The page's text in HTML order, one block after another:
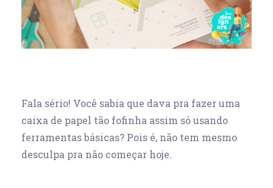
Fala sério! Você sabia que dava pra fazer uma
caixa de papel tão fofinha assim só usando
ferramentas básicas? Pois é, não tem mesmo
desculpa pra não começar hoje.